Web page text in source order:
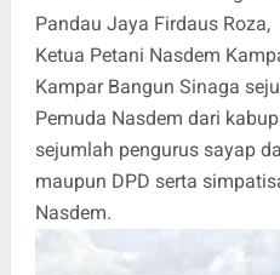
Pandau Jaya Firdaus Roza,
Ketua Petani Nasdem
Kampar Bangun Sinaga
Pemuda Nasdem dari
sejumlah pengurus sayap
maupun DPD serta
Nasdem.